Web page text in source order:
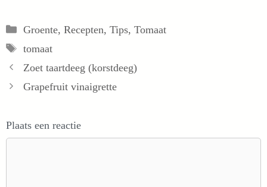
Categorieën
Groente, Recepten, Tips, Tomaat
Tags
tomaat
Zoet taartdeeg (korstdeeg)
Grapefruit vinaigrette
Plaats een reactie